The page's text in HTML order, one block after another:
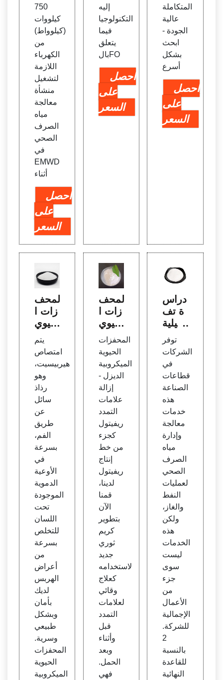
750
كيلووات
(كيلوواط)
من
الكهرباء
اللازمة
لتشغيل
منشأة
معالجة
مياه
الصرف
الصحي
في
EMWD
أثناء
احصل
على
السعر
إليه
التكنولوجيا
فيما
يتعلق
بالFO
احصل
على
السعر
المتكاملة
عالية
الجودة -
ابحث
بشكل
أسرع
احصل
على
السعر
المحف
زات ا
لحيوي
كروبي
ة ديز
ل هير
بيسي
ت - ال
هرب
س ال
طبيع
ي
يتم
امتصاص
هيربيسيت،
وهو
رذاذ
سائل
عن
طريق
الفم،
بسرعة
في
الأوعية
الدموية
الموجودة
تحت
اللسان
للتخلص
بسرعة
من
أعراض
الهربس
لديك
بأمان
وبشكل
طبيعي
وسرية.
المحفزات
الحيوية
الميكروبية
المحف
زات ا
لحيوي
ة المي
كروبي
ة الدي
زل ري
فيتول
إزالة
علاما
ت الت
مدد
المحفزات
الحيوية
الميكروبية
الديزل -
إزالة
علامات
التمدد
ريفيتول
كجزء
من خط
إنتاج
ريفيتول
لدينا،
قمنا
الآن
بتطوير
كريم
ثوري
جديد
لاستخدامه
كعلاج
وقائي
لعلامات
التمدد
قبل
وأثناء
وبعد
الحمل.
فهي
دراس
ة تف
صيلية
لفئة م
عالجة
النفايا
ت الم
ركزية
توفر
الشركات
في
قطاعات
الصناعة
هذه
خدمات
معالجة
وإدارة
مياه
الصرف
الصحي
لعمليات
النفط
والغاز،
ولكن
هذه
الخدمات
ليست
سوى
جزء
من
الأعمال
الإجمالية
للشركة.
2
بالنسبة
للقاعدة
النهائية